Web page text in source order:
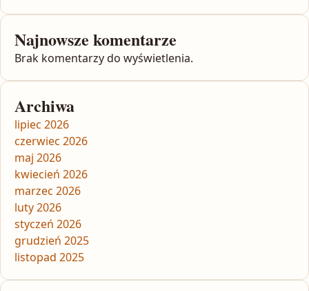
Najnowsze komentarze
Brak komentarzy do wyświetlenia.
Archiwa
lipiec 2026
czerwiec 2026
maj 2026
kwiecień 2026
marzec 2026
luty 2026
styczeń 2026
grudzień 2025
listopad 2025